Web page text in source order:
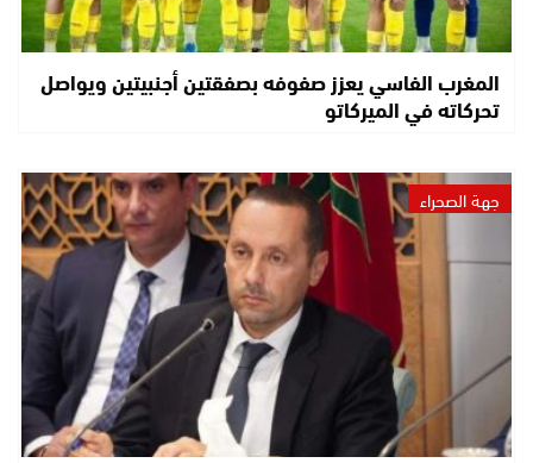
المغرب الفاسي يعزز صفوفه بصفقتين أجنبيتين ويواصل
تحركاته في الميركاتو
جهة الصحراء